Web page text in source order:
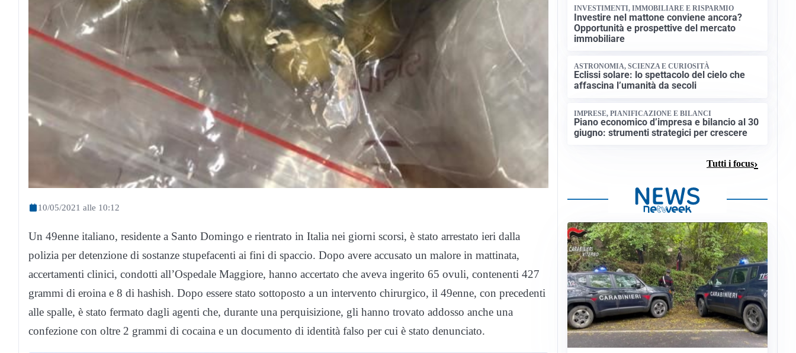
10/05/2021 alle 10:12
Un 49enne italiano, residente a Santo Domingo e rientrato in Italia nei giorni scorsi, è stato arrestato ieri dalla
polizia per detenzione di sostanze stupefacenti ai fini di spaccio. Dopo avere accusato un malore in mattinata,
accertamenti clinici, condotti all’Ospedale Maggiore, hanno accertato che aveva ingerito 65 ovuli, contenenti 427
grammi di eroina e 8 di hashish. Dopo essere stato sottoposto a un intervento chirurgico, il 49enne, con precedenti
alle spalle, è stato fermato dagli agenti che, durante una perquisizione, gli hanno trovato addosso anche una
confezione con oltre 2 grammi di cocaina e un documento di identità falso per cui è stato denunciato.
INVESTIMENTI, IMMOBILIARE E RISPARMIO
Investire nel mattone conviene ancora?
Opportunità e prospettive del mercato
immobiliare
ASTRONOMIA, SCIENZA E CURIOSITÀ
Eclissi solare: lo spettacolo del cielo che
affascina l’umanità da secoli
IMPRESE, PIANIFICAZIONE E BILANCI
Piano economico d’impresa e bilancio al 30
giugno: strumenti strategici per crescere
Tutti i focus